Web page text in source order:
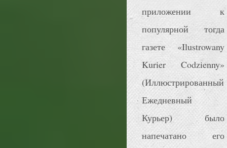
приложении к
популярной тогда
газете «Ilustrowany
Kurier Codzienny»
(Иллюстрированный
Ежедневный
Курьер) было
напечатано его